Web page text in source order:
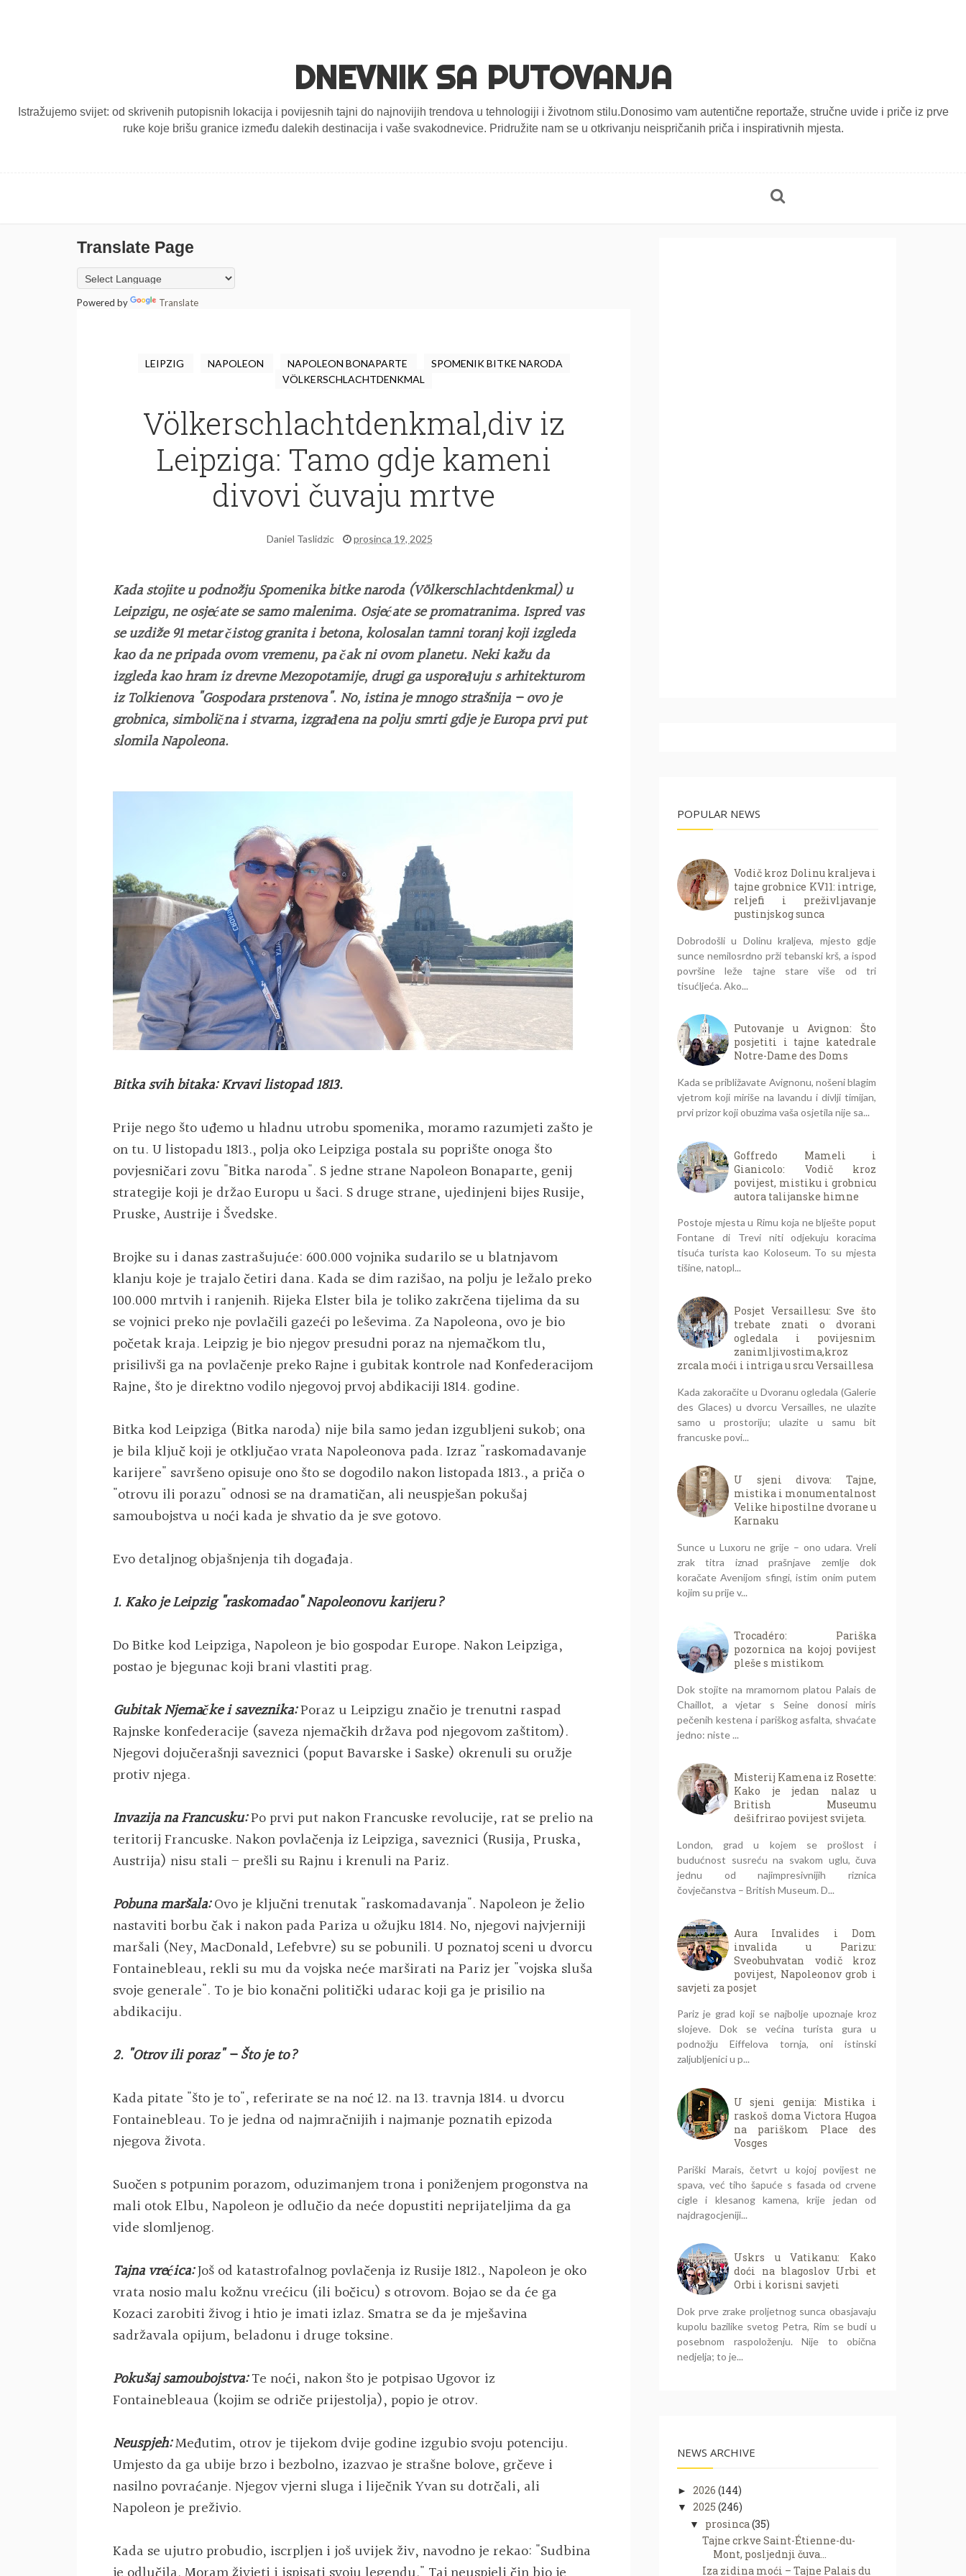
DNEVNIK SA PUTOVANJA
Istražujemo svijet: od skrivenih putopisnih lokacija i povijesnih tajni do najnovijih trendova u tehnologiji i životnom stilu.Donosimo vam autentične reportaže, stručne uvide i priče iz prve
ruke koje brišu granice između dalekih destinacija i vaše svakodnevice. Pridružite nam se u otkrivanju neispričanih priča i inspirativnih mjesta.
Translate Page
Powered by Translate
LEIPZIG NAPOLEON NAPOLEON BONAPARTE
SPOMENIK BITKE NARODA
VÖLKERSCHLACHTDENKMAL
Völkerschlachtdenkmal,div iz
Leipziga: Tamo gdje kameni
divovi čuvaju mrtve
Daniel Taslidzic prosinca 19, 2025
Kada stojite u podnožju Spomenika bitke naroda (Völkerschlachtdenkmal) u
Leipzigu, ne osjećate se samo malenima. Osjećate se promatranima. Ispred vas
se uzdiže 91 metar čistog granita i betona, kolosalan tamni toranj koji izgleda
kao da ne pripada ovom vremenu, pa čak ni ovom planetu. Neki kažu da
izgleda kao hram iz drevne Mezopotamije, drugi ga uspoređuju s arhitekturom
iz Tolkienova "Gospodara prstenova". No, istina je mnogo strašnija – ovo je
grobnica, simbolična i stvarna, izgrađena na polju smrti gdje je Europa prvi put
slomila Napoleona.
Bitka svih bitaka: Krvavi listopad 1813.
Prije nego što uđemo u hladnu utrobu spomenika, moramo razumjeti zašto je
on tu. U listopadu 1813., polja oko Leipziga postala su poprište onoga što
povjesničari zovu "Bitka naroda". S jedne strane Napoleon Bonaparte, genij
strategije koji je držao Europu u šaci. S druge strane, ujedinjeni bijes Rusije,
Pruske, Austrije i Švedske.
Brojke su i danas zastrašujuće: 600.000 vojnika sudarilo se u blatnjavom
klanju koje je trajalo četiri dana. Kada se dim razišao, na polju je ležalo preko
100.000 mrtvih i ranjenih. Rijeka Elster bila je toliko zakrčena tijelima da su
se vojnici preko nje povlačili gazeći po leševima. Za Napoleona, ovo je bio
početak kraja. Leipzig je bio njegov presudni poraz na njemačkom tlu,
prisilivši ga na povlačenje preko Rajne i gubitak kontrole nad Konfederacijom
Rajne, što je direktno vodilo njegovoj prvoj abdikaciji 1814. godine.
Bitka kod Leipziga (Bitka naroda) nije bila samo jedan izgubljeni sukob; ona
je bila ključ koji je otključao vrata Napoleonova pada. Izraz "raskomadavanje
karijere" savršeno opisuje ono što se dogodilo nakon listopada 1813., a priča o
"otrovu ili porazu" odnosi se na dramatičan, ali neuspješan pokušaj
samoubojstva u noći kada je shvatio da je sve gotovo.
Evo detaljnog objašnjenja tih događaja.
1. Kako je Leipzig "raskomadao" Napoleonovu karijeru?
Do Bitke kod Leipziga, Napoleon je bio gospodar Europe. Nakon Leipziga,
postao je bjegunac koji brani vlastiti prag.
Gubitak Njemačke i saveznika:Poraz u Leipzigu značio je trenutni raspad
Rajnske konfederacije (saveza njemačkih država pod njegovom zaštitom).
Njegovi dojučerašnji saveznici (poput Bavarske i Saske) okrenuli su oružje
protiv njega.
Invazija na Francusku:Po prvi put nakon Francuske revolucije, rat se prelio na
teritorij Francuske. Nakon povlačenja iz Leipziga, saveznici (Rusija, Pruska,
Austrija) nisu stali – prešli su Rajnu i krenuli na Pariz.
Pobuna maršala:Ovo je ključni trenutak "raskomadavanja". Napoleon je želio
nastaviti borbu čak i nakon pada Pariza u ožujku 1814. No, njegovi najvjerniji
maršali (Ney, MacDonald, Lefebvre) su se pobunili. U poznatoj sceni u dvorcu
Fontainebleau, rekli su mu da vojska neće marširati na Pariz jer "vojska sluša
svoje generale". To je bio konačni politički udarac koji ga je prisilio na
abdikaciju.
2. "Otrov ili poraz" – Što je to?
Kada pitate "što je to", referirate se na noć 12. na 13. travnja 1814. u dvorcu
Fontainebleau. To je jedna od najmračnijih i najmanje poznatih epizoda
njegova života.
Suočen s potpunim porazom, oduzimanjem trona i poniženjem progonstva na
mali otok Elbu, Napoleon je odlučio da neće dopustiti neprijateljima da ga
vide slomljenog.
Tajna vrećica:Još od katastrofalnog povlačenja iz Rusije 1812., Napoleon je oko
vrata nosio malu kožnu vrećicu (ili bočicu) s otrovom. Bojao se da će ga
Kozaci zarobiti živog i htio je imati izlaz. Smatra se da je mješavina
sadržavala opijum, beladonu i druge toksine.
Pokušaj samoubojstva:Te noći, nakon što je potpisao Ugovor iz
Fontainebleaua (kojim se odriče prijestolja), popio je otrov.
Neuspjeh:Međutim, otrov je tijekom dvije godine izgubio svoju potenciju.
Umjesto da ga ubije brzo i bezbolno, izazvao je strašne bolove, grčeve i
nasilno povraćanje. Njegov vjerni sluga i liječnik Yvan su dotrčali, ali
Napoleon je preživio.
Kada se ujutro probudio, iscrpljen i još uvijek živ, navodno je rekao: "Sudbina
POPULAR NEWS
Vodič kroz Dolinu kraljeva i
tajne grobnice KV11: intrige,
reljefi i preživljavanje
pustinjskog sunca
Dobrodošli u Dolinu kraljeva, mjesto gdje
sunce nemilosrdno prži tebanski krš, a ispod
površine leže tajne stare više od tri
tisućljeća. Ako...
Putovanje u Avignon: Što
posjetiti i tajne katedrale
Notre-Dame des Doms
Kada se približavate Avignonu, nošeni blagim
vjetrom koji miriše na lavandu i divlji timijan,
prvi prizor koji obuzima vaša osjetila nije sa...
Goffredo Mameli i
Gianicolo: Vodič kroz
povijest, mistiku i grobnicu
autora talijanske himne
Postoje mjesta u Rimu koja ne blješte poput
Fontane di Trevi niti odjekuju koracima
tisuća turista kao Koloseum. To su mjesta
tišine, natopl...
Posjet Versaillesu: Sve što
trebate znati o dvorani
ogledala i povijesnim
zanimljivostima,kroz
zrcala moći i intriga u srcu Versaillesa
Kada zakoračite u Dvoranu ogledala (Galerie
des Glaces) u dvorcu Versailles, ne ulazite
samo u prostoriju; ulazite u samu bit
francuske povi...
U sjeni divova: Tajne,
mistika i monumentalnost
Velike hipostilne dvorane u
Karnaku
Sunce u Luxoru ne grije – ono udara. Vreli
zrak titra iznad prašnjave zemlje dok
koračate Avenijom sfingi, istim onim putem
kojim su prije v...
Trocadéro: Pariška
pozornica na kojoj povijest
pleše s mistikom
Dok stojite na mramornom platou Palais de
Chaillot, a vjetar s Seine donosi miris
pečenih kestena i pariškog asfalta, shvaćate
jedno: niste ...
Misterij Kamena iz Rosette:
Kako je jedan nalaz u
British Museumu
dešifrirao povijest svijeta.
London, grad u kojem se prošlost i
budućnost susreću na svakom uglu, čuva
jednu od najimpresivnijih riznica
čovječanstva – British Museum. D...
Aura Invalides i Dom
invalida u Parizu:
Sveobuhvatan vodič kroz
povijest, Napoleonov grob i
savjeti za posjet
Pariz je grad koji se najbolje upoznaje kroz
slojeve. Dok se većina turista gura u
podnožju Eiffelova tornja, oni istinski
zaljubljenici u p...
U sjeni genija: Mistika i
raskoš doma Victora Hugoa
na pariškom Place des
Vosges
Pariški Marais, četvrt u kojoj povijest ne
spava, već tiho šapuće s fasada od crvene
cigle i klesanog kamena, krije jedan od
najdragocjeniji...
Uskrs u Vatikanu: Kako
doći na blagoslov Urbi et
Orbi i korisni savjeti
Dok prve zrake proljetnog sunca obasjavaju
kupolu bazilike svetog Petra, Rim se budi u
posebnom raspoloženju. Nije to obična
nedjelja; to je...
NEWS ARCHIVE
► 2026 (144)
▼ 2025 (246)
▼ prosinca(35)
Tajne crkve Saint-Étienne-du-
Mont, posljednji čuva...
Iza zidina moći – Tajne Palais du